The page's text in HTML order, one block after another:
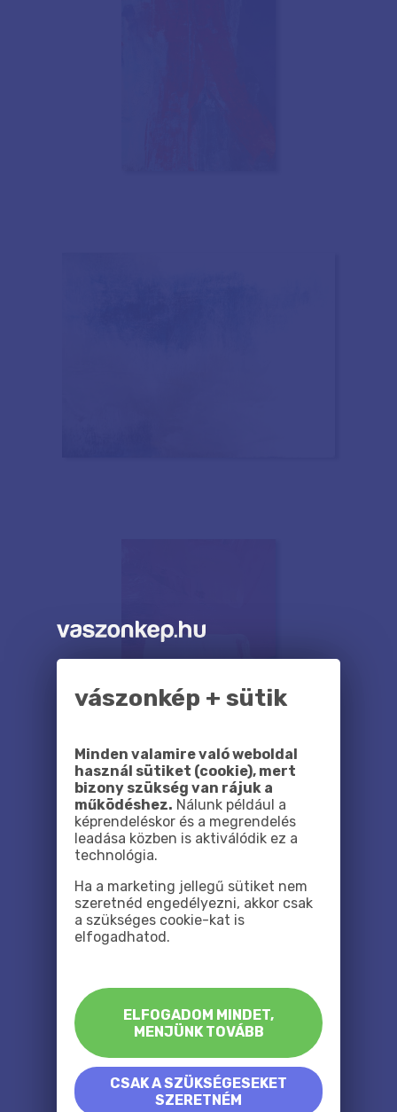
vászonkép + sütik
Minden valamire való weboldal
használ sütiket (cookie), mert
bizony szükség van rájuk a
működéshez. Nálunk például a
képrendeléskor és a megrendelés
leadása közben is aktiválódik ez a
technológia.
Ha a marketing jellegű sütiket nem
szeretnéd engedélyezni, akkor csak
a szükséges cookie-kat is
elfogadhatod.
ELFOGADOM MINDET,
MENJÜNK TOVÁBB
CSAK A SZÜKSÉGESEKET
SZERETNÉM